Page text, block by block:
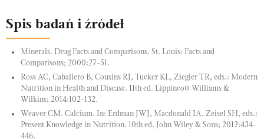
Spis badań i źródeł
Minerals. Drug Facts and Comparisons. St. Louis: Facts and
Comparisons; 2000:27-51.
Ross AC, Caballero B, Cousins RJ, Tucker KL, Ziegler TR, eds.: Modern
Nutrition in Health and Disease. 11th ed. Lippincott Williams &
Wilkins; 2014:102-132.
Weaver CM. Calcium. In: Erdman JWJ, Macdonald IA, Zeisel SH, eds.:
Present Knowledge in Nutrition. 10th ed. John Wiley & Sons; 2012:434-
446.